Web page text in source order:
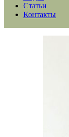
Статьи
Контакты